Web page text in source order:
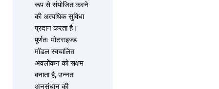
रूप से संयोजित करने
की अत्यधिक सुविधा
प्रदान करता है।
पूर्णतः मोटराइज्ड
मॉडल स्वचालित
अवलोकन को सक्षम
बनाता है, उन्नत
अनुसंधान की